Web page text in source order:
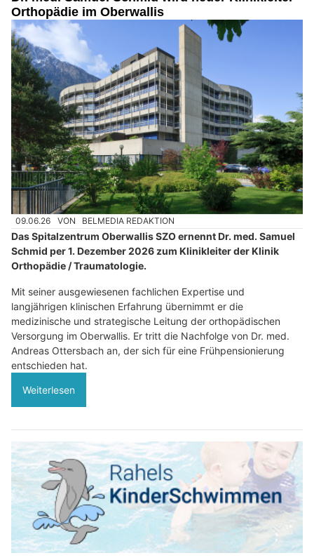
Orthopädie im Oberwallis
09.06.26 VON BELMEDIA REDAKTION
Das Spitalzentrum Oberwallis SZO ernennt Dr. med. Samuel
Schmid per 1. Dezember 2026 zum Klinikleiter der Klinik
Orthopädie / Traumatologie.
Mit seiner ausgewiesenen fachlichen Expertise und
langjährigen klinischen Erfahrung übernimmt er die
medizinische und strategische Leitung der orthopädischen
Versorgung im Oberwallis. Er tritt die Nachfolge von Dr. med.
Andreas Ottersbach an, der sich für eine Frühpensionierung
entschieden hat.
Weiterlesen